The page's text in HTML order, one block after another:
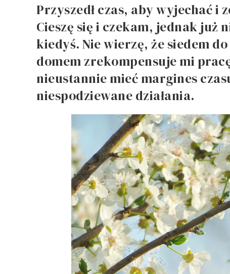
Przyszedł czas, aby wyjechać i
Cieszę się i czekam, jednak
kiedyś. Nie wierzę, że siedem
domem zrekompensuje mi
nieustannie mieć margines
niespodziewane działania.